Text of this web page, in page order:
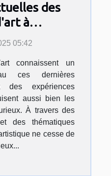
des
à
05:42
connaissent un
ces dernières
des expériences
aussi bien les
À travers des
des thématiques
ne cesse de